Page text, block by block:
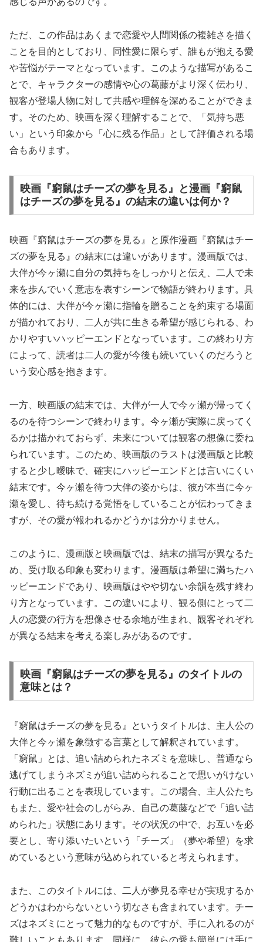
ただ、この作品はあくまで恋愛や人間関係の複雑さを描く
ことを目的としており、同性愛に限らず、誰もが抱える愛
や苦悩がテーマとなっています。このような描写があるこ
とで、キャラクターの感情や心の葛藤がより深く伝わり、
観客が登場人物に対して共感や理解を深めることができま
す。そのため、映画を深く理解することで、「気持ち悪
い」という印象から「心に残る作品」として評価される場
合もあります。
映画『窮鼠はチーズの夢を見る』と漫画『窮鼠
はチーズの夢を見る』の結末の違いは何か？
映画『窮鼠はチーズの夢を見る』と原作漫画『窮鼠はチー
ズの夢を見る』の結末には違いがあります。漫画版では、
大伴が今ヶ瀬に自分の気持ちをしっかりと伝え、二人で未
来を歩んでいく意志を表すシーンで物語が終わります。具
体的には、大伴が今ヶ瀬に指輪を贈ることを約束する場面
が描かれており、二人が共に生きる希望が感じられる、わ
かりやすいハッピーエンドとなっています。この終わり方
によって、読者は二人の愛が今後も続いていくのだろうと
いう安心感を抱きます。
一方、映画版の結末では、大伴が一人で今ヶ瀬が帰ってく
るのを待つシーンで終わります。今ヶ瀬が実際に戻ってく
るかは描かれておらず、未来については観客の想像に委ね
られています。このため、映画版のラストは漫画版と比較
すると少し曖昧で、確実にハッピーエンドとは言いにくい
結末です。今ヶ瀬を待つ大伴の姿からは、彼が本当に今ヶ
瀬を愛し、待ち続ける覚悟をしていることが伝わってきま
すが、その愛が報われるかどうかは分かりません。
このように、漫画版と映画版では、結末の描写が異なるた
め、受け取る印象も変わります。漫画版は希望に満ちたハ
ッピーエンドであり、映画版はやや切ない余韻を残す終わ
り方となっています。この違いにより、観る側にとって二
人の恋愛の行方を想像させる余地が生まれ、観客それぞれ
が異なる結末を考える楽しみがあるのです。
映画『窮鼠はチーズの夢を見る』のタイトルの
意味とは？
『窮鼠はチーズの夢を見る』というタイトルは、主人公の
大伴と今ヶ瀬を象徴する言葉として解釈されています。
「窮鼠」とは、追い詰められたネズミを意味し、普通なら
逃げてしまうネズミが追い詰められることで思いがけない
行動に出ることを表現しています。この場合、主人公たち
もまた、愛や社会のしがらみ、自己の葛藤などで「追い詰
められた」状態にあります。その状況の中で、お互いを必
要とし、寄り添いたいという「チーズ」（夢や希望）を求
めているという意味が込められていると考えられます。
また、このタイトルには、二人が夢見る幸せが実現するか
どうかはわからないという切なさも含まれています。チー
ズはネズミにとって魅力的なものですが、手に入れるのが